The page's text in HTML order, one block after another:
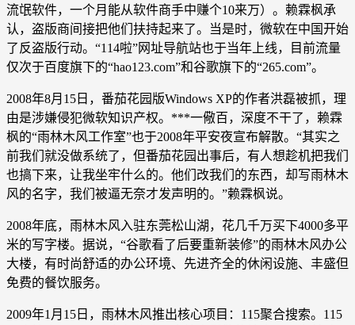
流氓软件，一个月能从软件商手中赚个10来万）。赖霖枫承
认，盗版商间接把他们扶持起来了。当是时，微软在中国开始
了反盗版行动。“114啦”网址导航站也于当年上线，目前流量
仅次于百度旗下的“hao123.com”和谷歌旗下的“265.com”。
2008年8月15日，番茄花园版Windows XP的作者洪磊被抓，理
由是涉嫌侵犯微软知识产权。***一儆百，深度不干了，赖霖
枫的“雨林木风工作室”也于2008年平安夜宣布解散。“其实之
前我们就没做系统了，但番茄花园出事后，有人想趁机把我们
也搞下来，让我坐牢什么的。他们改我们的东西，却写雨林木
风的名字，我们被逼无奈才发声明的。”赖霖枫说。
2008年底，雨林木风入驻东莞松山湖，花几千万买下4000多平
米的写字楼。据说，“谷歌看了后要重新装修”的雨林木风办公
大楼，有时尚舒适的办公环境、先进齐全的休闲设施、丰盛但
免费的餐饮服务。
2009年1月15日，雨林木风推出核心项目：115聚合搜索。115